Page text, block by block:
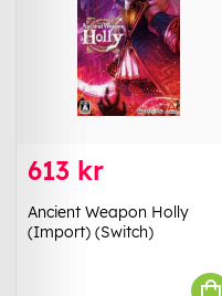
613 kr
Ancient Weapon Holly
(Import) (Switch)